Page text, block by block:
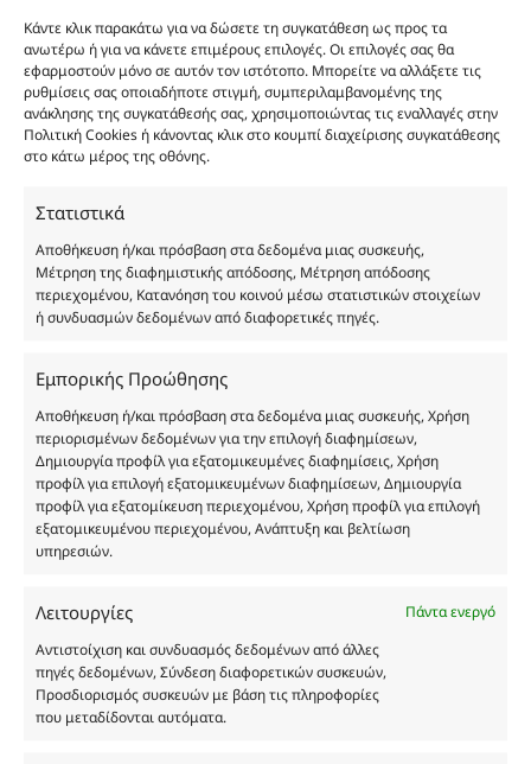
Κάντε κλικ παρακάτω για να δώσετε τη συγκατάθεση ως προς τα
ανωτέρω ή για να κάνετε επιμέρους επιλογές. Οι επιλογές σας θα
εφαρμοστούν μόνο σε αυτόν τον ιστότοπο. Μπορείτε να αλλάξετε τις
ρυθμίσεις σας οποιαδήποτε στιγμή, συμπεριλαμβανομένης της
ανάκλησης της συγκατάθεσής σας, χρησιμοποιώντας τις εναλλαγές στην
Πολιτική Cookies ή κάνοντας κλικ στο κουμπί διαχείρισης συγκατάθεσης
στο κάτω μέρος της οθόνης.
Στατιστικά
Αποθήκευση ή/και πρόσβαση στα δεδομένα μιας συσκευής,
Μέτρηση της διαφημιστικής απόδοσης, Μέτρηση απόδοσης
περιεχομένου, Κατανόηση του κοινού μέσω στατιστικών στοιχείων
ή συνδυασμών δεδομένων από διαφορετικές πηγές.
Εμπορικής Προώθησης
Αποθήκευση ή/και πρόσβαση στα δεδομένα μιας συσκευής, Χρήση
περιορισμένων δεδομένων για την επιλογή διαφημίσεων,
Δημιουργία προφίλ για εξατομικευμένες διαφημίσεις, Χρήση
προφίλ για επιλογή εξατομικευμένων διαφημίσεων, Δημιουργία
προφίλ για εξατομίκευση περιεχομένου, Χρήση προφίλ για επιλογή
εξατομικευμένου περιεχομένου, Ανάπτυξη και βελτίωση
υπηρεσιών.
Λειτουργίες
Πάντα ενεργό
Αντιστοίχιση και συνδυασμός δεδομένων από άλλες
πηγές δεδομένων, Σύνδεση διαφορετικών συσκευών,
Προσδιορισμός συσκευών με βάση τις πληροφορίες
που μεταδίδονται αυτόματα.
πραγματικότητα. Πρόθεση της επιχείρησης μας δεν
είναι η παραπλάνηση και η εξαπάτηση του
καταναλωτή. Όλα μας τα προϊόντα είναι τύπου, σε
χύμα μορφή και είναι εμπνευσμένα από τα
αντίστοιχα αυθεντικά γνωστών οίκων. Οι
προϊόντων αποτελούν αναφαίρετη και
Δημιουργών-Οίκων. Οι εικόνες ενδέχεται να
υπόκεινται σε πνευματικά δικαιώματα.
Με επιφύλαξη κάθε νόμιμου δικαιώματος.
Eau de parfum
Αγίου Κωνσταντίνου 76
Τ.Κ. 56224, Εύοσμος, Θεσσαλονίκη
Τηλ. 2314 016010
ΑΦΜ 803285309
Ωράριο Καταστήματος